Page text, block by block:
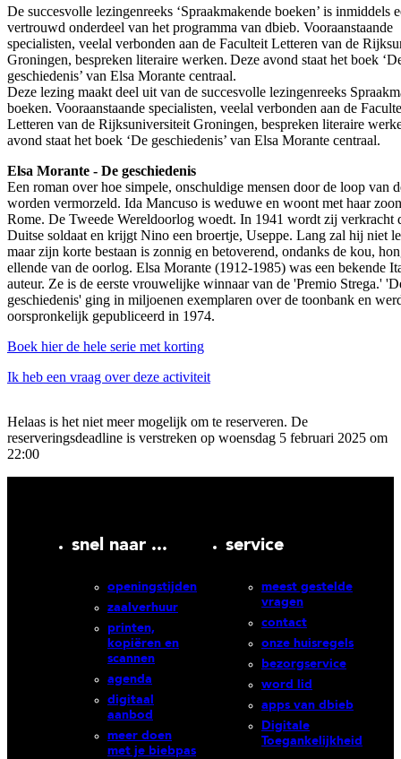
De succesvolle lezingenreeks ‘Spraakmakende boeken’ is inmiddels
vertrouwd onderdeel van het programma van dbieb. Vooraanstaande
specialisten, veelal verbonden aan de Faculteit Letteren van de
Groningen, bespreken literaire werken. Deze avond staat het boek
geschiedenis’ van Elsa Morante centraal.
Deze lezing maakt deel uit van de succesvolle lezingenreeks
boeken. Vooraanstaande specialisten, veelal verbonden aan de
Letteren van de Rijksuniversiteit Groningen, bespreken literaire
avond staat het boek ‘De geschiedenis’ van Elsa Morante centraal.
Elsa Morante - De geschiedenis
Een roman over hoe simpele, onschuldige mensen door de loop van
worden vermorzeld. Ida Mancuso is weduwe en woont met haar
Rome. De Tweede Wereldoorlog woedt. In 1941 wordt zij verkracht
Duitse soldaat en krijgt Nino een broertje, Useppe. Lang zal hij niet
maar zijn korte bestaan is zonnig en betoverend, ondanks de kou,
ellende van de oorlog. Elsa Morante (1912-1985) was een bekende
auteur. Ze is de eerste vrouwelijke winnaar van de 'Premio Strega.'
geschiedenis' ging in miljoenen exemplaren over de toonbank en
oorspronkelijk gepubliceerd in 1974.
Boek hier de hele serie met korting
Ik heb een vraag over deze activiteit
Helaas is het niet meer mogelijk om te reserveren. De
reserveringsdeadline is verstreken op woensdag 5 februari 2025 om
22:00
snel naar ...
openingstijden
zaalverhuur
printen,
kopiëren en
scannen
agenda
digitaal
aanbod
meer doen
met je biebpas
service
meest gestelde
vragen
contact
onze huisregels
bezorgservice
word lid
apps van dbieb
Digitale
Toegankelijkheid